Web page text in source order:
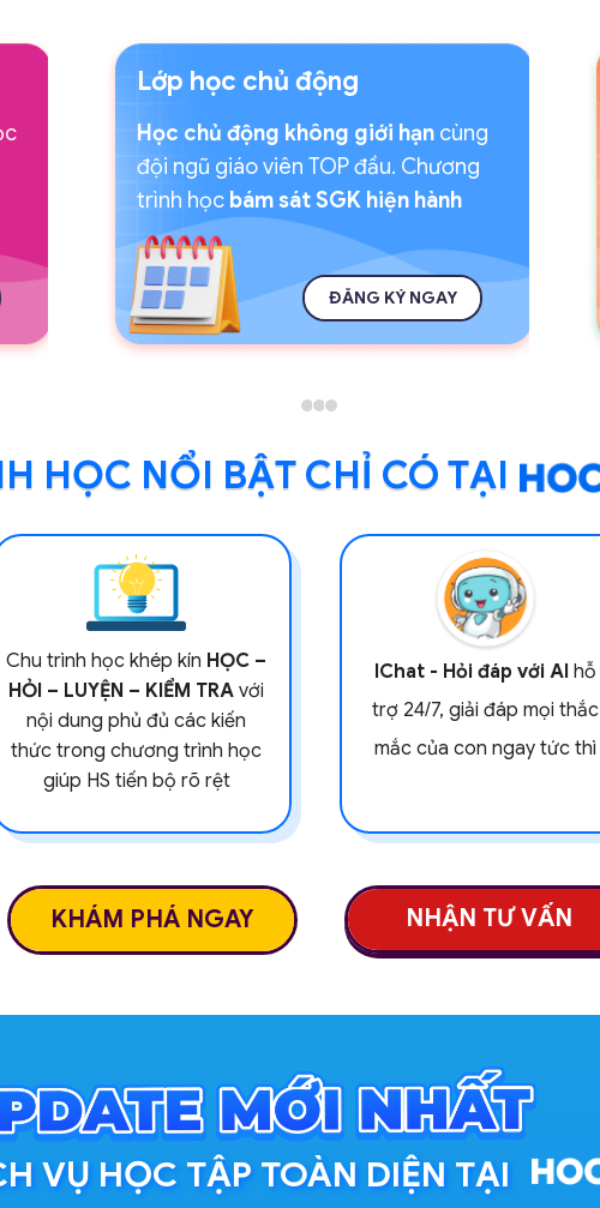
Chu trình học khép kín HỌC –
HỎI – LUYỆN – KIỂM TRA với
nội dung phủ đủ các kiến
thức trong chương trình học
giúp HS tiến bộ rõ rệt
IChat - Hỏi đáp với AI hỗ
trợ 24/7, giải đáp mọi thắc
mắc của con ngay tức thì
Lớp học chủ động
Học chủ động không giới hạn cùng
đội ngũ giáo viên TOP đầu. Chương
trình học bám sát SGK hiện hành
ĐĂNG KÝ NGAY
HỌC NỔI BẬT CHỈ CÓ TẠI
NHẬN TƯ VẤN
KHÁM PHÁ NGAY
VỤ HỌC TẬP TOÀN DIỆN TẠI